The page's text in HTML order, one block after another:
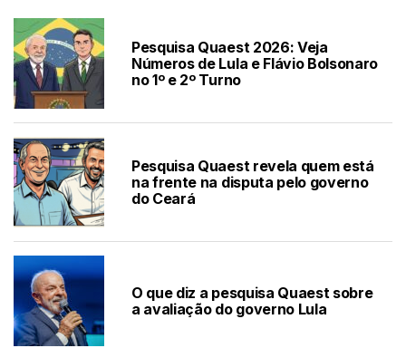
Pesquisa Quaest 2026: Veja
Números de Lula e Flávio Bolsonaro
no 1º e 2º Turno
Pesquisa Quaest revela quem está
na frente na disputa pelo governo
do Ceará
O que diz a pesquisa Quaest sobre
a avaliação do governo Lula